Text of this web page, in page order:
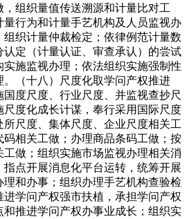
组织量值传送溯源和计量比对工
行为和计量手艺机构及人员监视办
织计量仲裁检定；依律例范计量数
定（计量认证、审查承认）的尝试
施监视办理；依法组织实施强制性
（十八）尺度化取学问产权推进
度尺度、行业尺度、并监视查抄尺
尺度化成长计谋，奉行采用国际尺度
尺度、集体尺度、企业尺度相关工
相关工做；办理商品条码工做；按
做；组织实施市场监视办理相关消
点开展消息化平台运转，统筹开展
和办事；组织办理手艺机构查验检
学问产权强市扶植，承担学问产权
推进学问产权办事业成长；组织实